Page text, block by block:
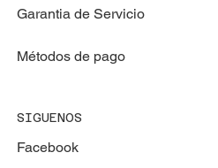
Garantia de Servicio
Métodos de pago
SIGUENOS
Facebook